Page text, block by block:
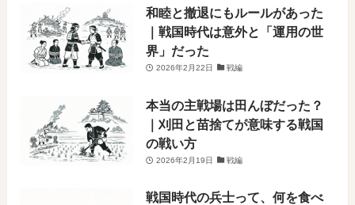
和睦と撤退にもルールがあった
｜戦国時代は意外と「運用の世
界」だった
2026年2月22日 戦編
本当の主戦場は田んぼだった？
｜刈田と苗捨てが意味する戦国
の戦い方
2026年2月19日 戦編
戦国時代の兵士って、何を食べ